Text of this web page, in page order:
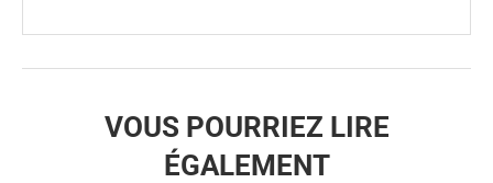
VOUS POURRIEZ LIRE
ÉGALEMENT